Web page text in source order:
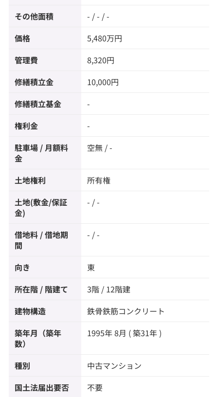
その他面積 - / - / -
価格 5,480万円
管理費 8,320円
修繕積立金 10,000円
修繕積立基金 -
権利金 -
駐車場 / 月額料
金
空無 / -
土地権利 所有権
土地(敷金/保証
金)
- / -
借地料 / 借地期
間
- / -
向き 東
所在階 / 階建て 3階 / 12階建
建物構造 鉄骨鉄筋コンクリート
築年月（築年
数）
1995年 8月 ( 築31年 )
種別 中古マンション
国土法届出要否 不要